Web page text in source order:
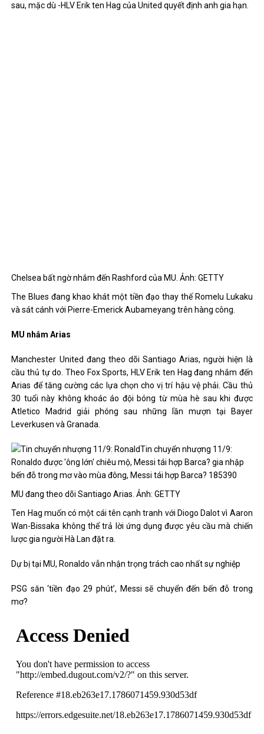
sau, mặc dù -HLV Erik ten Hag của United quyết định anh gia hạn.
Chelsea bất ngờ nhắm đến Rashford của MU. Ảnh: GETTY
The Blues đang khao khát một tiền đạo thay thế Romelu Lukaku
và sát cánh với Pierre-Emerick Aubameyang trên hàng công.
MU nhắm Arias
Manchester United đang theo dõi Santiago Arias, người hiện là
cầu thủ tự do. Theo Fox Sports, HLV Erik ten Hag đang nhắm đến
Arias để tăng cường các lựa chọn cho vị trí hậu vệ phải. Cầu thủ
30 tuổi này không khoác áo đội bóng từ mùa hè sau khi được
Atletico Madrid giải phóng sau những lần mượn tại Bayer
Leverkusen và Granada.
MU đang theo dõi Santiago Arias. Ảnh: GETTY
Ten Hag muốn có một cái tên cạnh tranh với Diogo Dalot vì Aaron
Wan-Bissaka không thể trả lời ứng dụng được yêu cầu mà chiến
lược gia người Hà Lan đặt ra.
Dự bị tại MU, Ronaldo vẫn nhận trọng trách cao nhất sự nghiệp
PSG săn ‘tiền đạo 29 phút’, Messi sẽ chuyển đến bến đỗ trong
mơ?